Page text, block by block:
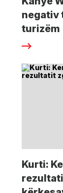
negativ
turizëm
Kurti: